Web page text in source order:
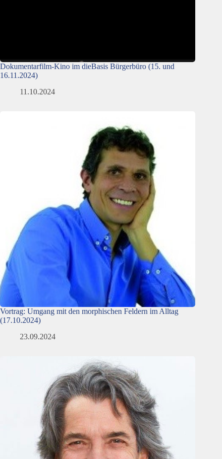
Dokumentarfilm-Kino im dieBasis Bürgerbüro (15. und
16.11.2024)
11.10.2024
Vortrag: Umgang mit den morphischen Feldern im Alltag
(17.10.2024)
23.09.2024